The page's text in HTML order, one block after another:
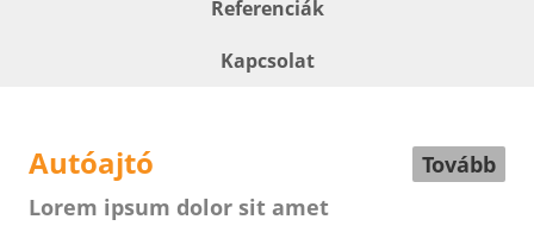
Referenciák
Kapcsolat
Autóajtó
Tovább
Lorem ipsum dolor sit amet